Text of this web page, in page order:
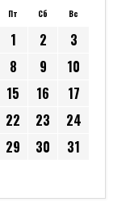
Пт Сб Вс
1 2
3
8 9
10
15 16
17
22 23
24
29 30
31